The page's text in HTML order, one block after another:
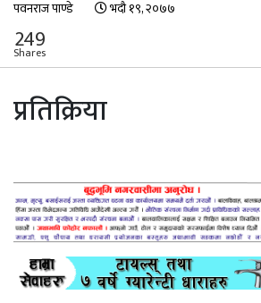
पवनराज पाण्डे भदौ १९, २०७७
249
Shares
प्रतिक्रिया